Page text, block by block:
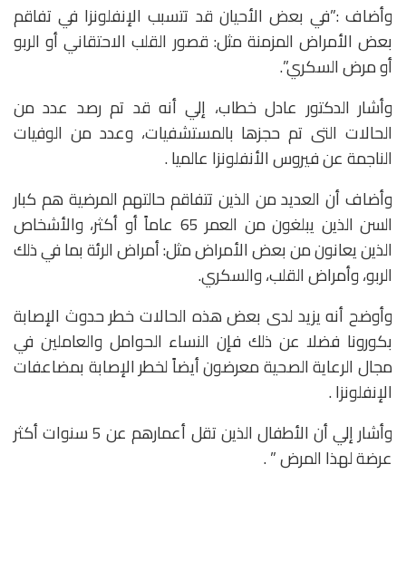
وأضاف :”في بعض الأحيان قد تتسبب الإنفلونزا في تفاقم
بعض الأمراض المزمنة مثل: قصور القلب الاحتقاني أو الربو
أو مرض السكري”.
وأشار الدكتور عادل خطاب، إلي أنه قد تم رصد عدد من
الحالات التى تم حجزها بالمستشفيات، وعدد من الوفيات
الناجمة عن فيروس الأنفلونزا عالميا .
وأضاف أن العديد من الذين تتفاقم حالتهم المرضية هم كبار
السن الذين يبلغون من العمر 65 عاماً أو أكثر، والأشخاص
الذين يعانون من بعض الأمراض مثل: أمراض الرئة بما في ذلك
الربو، وأمراض القلب، والسكري.
وأوضح أنه يزيد لدى بعض هذه الحالات خطر حدوث الإصابة
بكورونا فضلا عن ذلك فإن النساء الحوامل والعاملين في
مجال الرعاية الصحية معرضون أيضاً لخطر الإصابة بمضاعفات
الإنفلونزا .
وأشار إلي أن الأطفال الذين تقل أعمارهم عن 5 سنوات أكثر
عرضة لهذا المرض ” .